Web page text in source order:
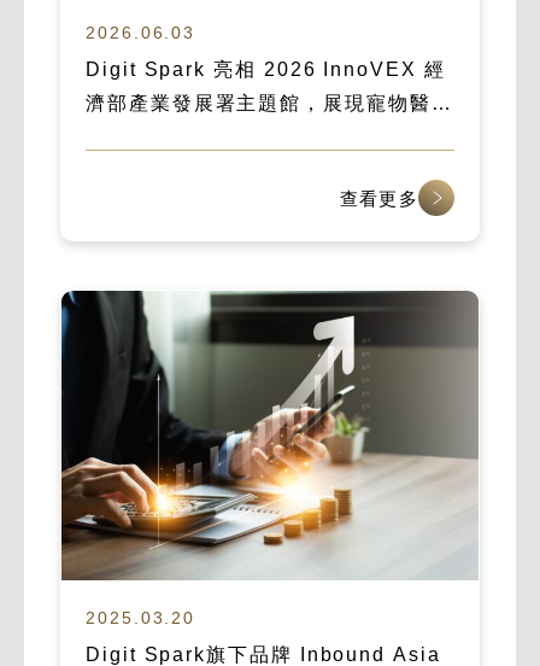
2026.06.03
Digit Spark 亮相 2026 InnoVEX 經
濟部產業發展署主題館，展現寵物醫療
查看更多
2025.03.20
Digit Spark旗下品牌 Inbound Asia